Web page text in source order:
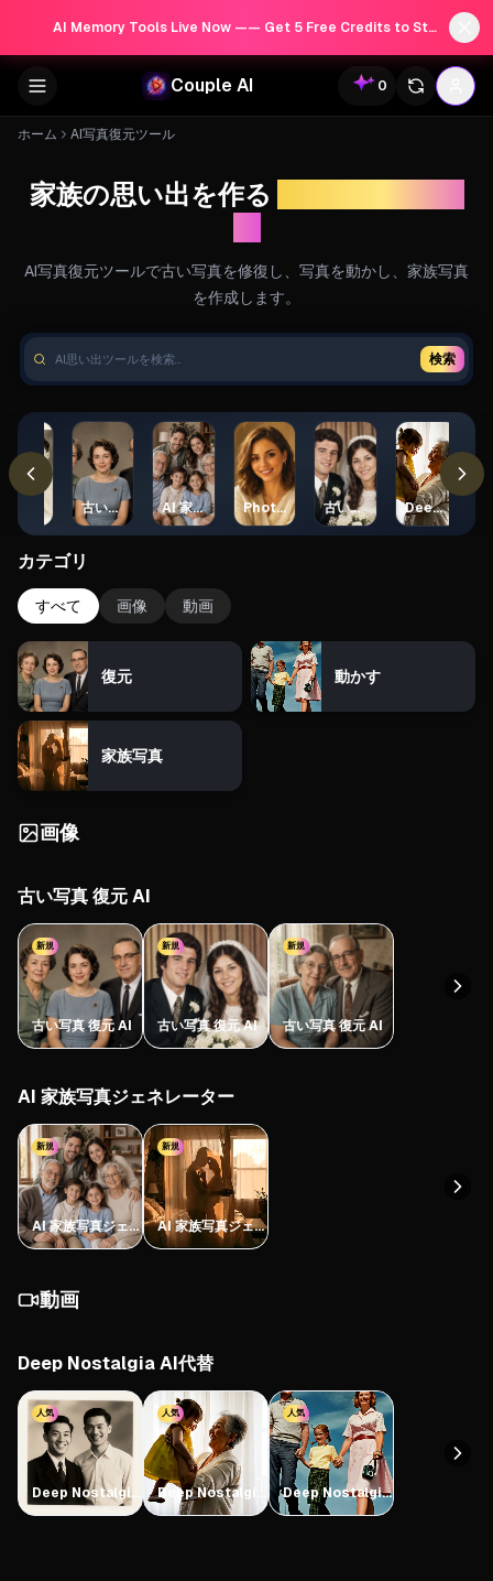
AI Memory Tools Live Now —— Get 5 Free Credits to Start!
Couple AI 0
ホーム AI写真復元ツール
家族の思い出を作る
AI写真復元ツールで古い写真を修復し、写真を動かし、家族写真
を作成します。
検索
古い写真 復元 AI AI 家族写真ジェネレーター Photo to Oil Painting 古い写真 復元 AI Deep Nostalgia AI代替
カテゴリ
すべて 画像 動画
復元 動かす
家族写真
画像
古い写真 復元 AI
新規
古い写真 復元 AI
新規
古い写真 復元 AI
新規
古い写真 復元 AI
AI 家族写真ジェネレーター
新規
AI 家族写真ジェネ
レーター
新規
AI 家族写真ジェネ
レーター
動画
Deep Nostalgia AI代替
人気
Deep Nostalgia
AI代替
人気
Deep Nostalgia
AI代替
人気
Deep Nostalgia
AI代替